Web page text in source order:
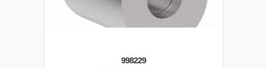
998229